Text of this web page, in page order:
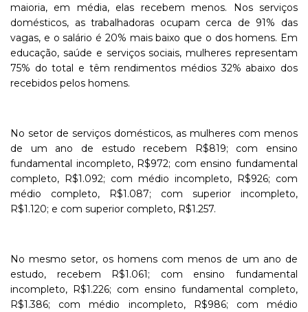
maioria, em média, elas recebem menos. Nos serviços
domésticos, as trabalhadoras ocupam cerca de 91% das
vagas, e o salário é 20% mais baixo que o dos homens. Em
educação, saúde e serviços sociais, mulheres representam
75% do total e têm rendimentos médios 32% abaixo dos
recebidos pelos homens.
No setor de serviços domésticos, as mulheres com menos
de um ano de estudo recebem R$819; com ensino
fundamental incompleto, R$972; com ensino fundamental
completo, R$1.092; com médio incompleto, R$926; com
médio completo, R$1.087; com superior incompleto,
R$1.120; e com superior completo, R$1.257.
No mesmo setor, os homens com menos de um ano de
estudo, recebem R$1.061; com ensino fundamental
incompleto, R$1.226; com ensino fundamental completo,
R$1.386; com médio incompleto, R$986; com médio